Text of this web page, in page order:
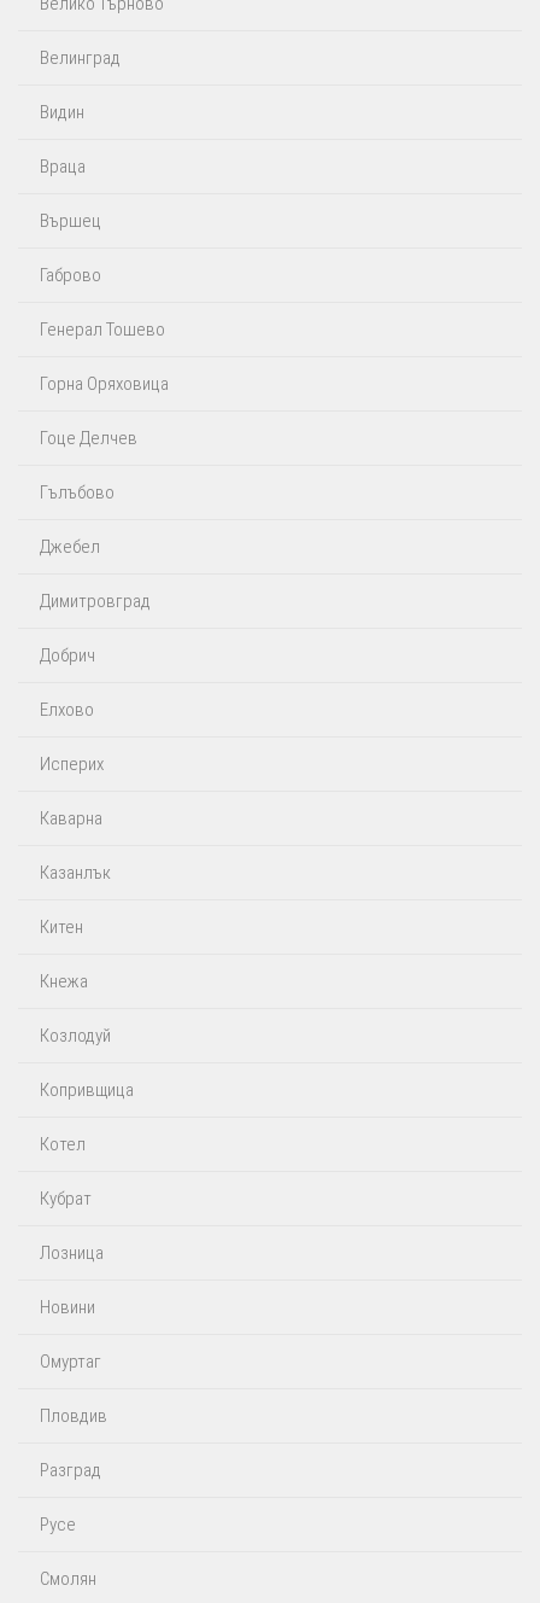
Велинград
Видин
Враца
Вършец
Габрово
Генерал Тошево
Горна Оряховица
Гоце Делчев
Гълъбово
Джебел
Димитровград
Добрич
Елхово
Исперих
Каварна
Казанлък
Китен
Кнежа
Козлодуй
Копривщица
Котел
Кубрат
Лозница
Новини
Омуртаг
Пловдив
Разград
Русе
Смолян